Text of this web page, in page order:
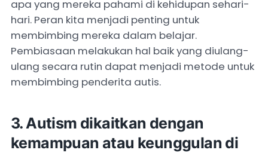
apa yang mereka pahami di kehidupan sehari-
hari. Peran kita menjadi penting untuk
membimbing mereka dalam belajar.
Pembiasaan melakukan hal baik yang diulang-
ulang secara rutin dapat menjadi metode untuk
membimbing penderita autis.
3. Autism dikaitkan dengan
kemampuan atau keunggulan di